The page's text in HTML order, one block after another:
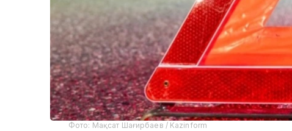
Фото: Мақсат Шағирбаев / Kazinform